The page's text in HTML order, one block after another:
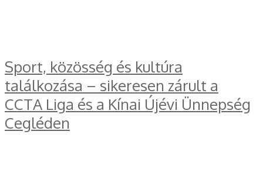
Sport, közösség és kultúra
találkozása – sikeresen zárult a
CCTA Liga és a Kínai Újévi Ünnepség
Cegléden